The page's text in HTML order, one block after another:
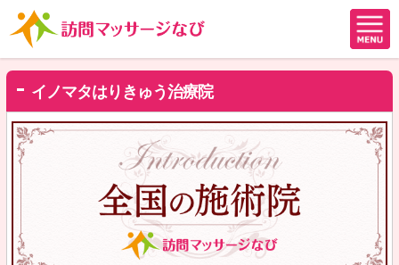
イノマタはりきゅう治療院